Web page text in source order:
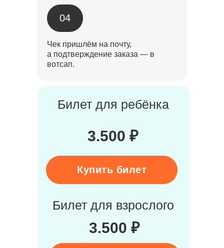
Чек пришлём на почту,
а подтверждение заказа — в
вотсап.
04
Билет для ребёнка
3.500 ₽
Купить билет
Билет для взрослого
3.500 ₽